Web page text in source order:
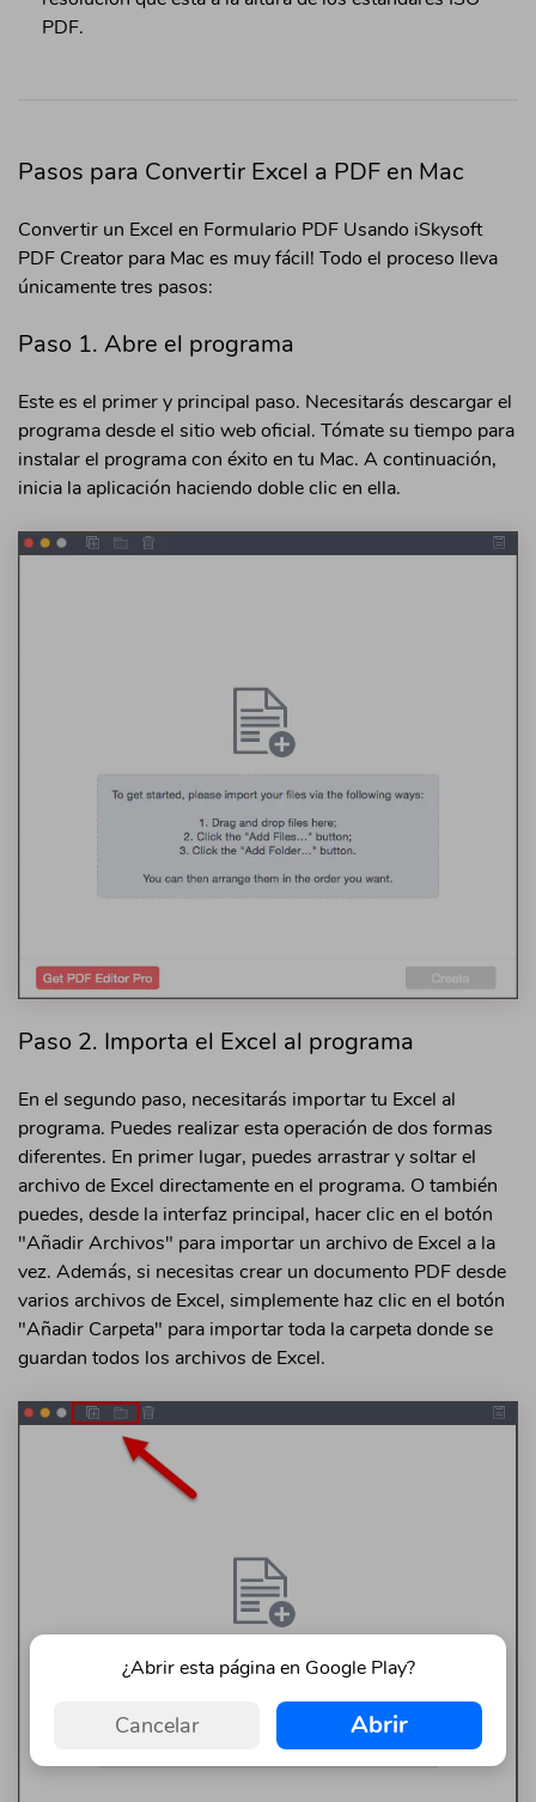
PDF.
Pasos para Convertir Excel a PDF en Mac
Convertir un Excel en Formulario PDF Usando iSkysoft
PDF Creator para Mac es muy fácil! Todo el proceso lleva
únicamente tres pasos:
Paso 1. Abre el programa
Este es el primer y principal paso. Necesitarás descargar el
programa desde el sitio web oficial. Tómate su tiempo para
instalar el programa con éxito en tu Mac. A continuación,
inicia la aplicación haciendo doble clic en ella.
Paso 2. Importa el Excel al programa
En el segundo paso, necesitarás importar tu Excel al
programa. Puedes realizar esta operación de dos formas
diferentes. En primer lugar, puedes arrastrar y soltar el
archivo de Excel directamente en el programa. O también
puedes, desde la interfaz principal, hacer clic en el botón
"Añadir Archivos" para importar un archivo de Excel a la
vez. Además, si necesitas crear un documento PDF desde
varios archivos de Excel, simplemente haz clic en el botón
"Añadir Carpeta" para importar toda la carpeta donde se
guardan todos los archivos de Excel.
¿Abrir esta página en Google Play?
Cancelar Abrir